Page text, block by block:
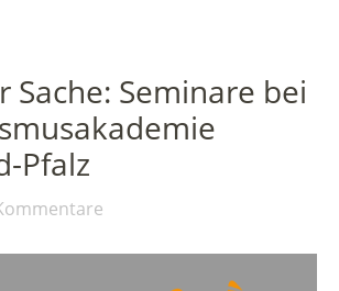
Sache: Seminare bei
Pfalz